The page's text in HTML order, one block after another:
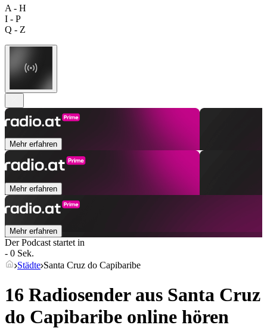
A - H
I - P
Q - Z
Mehr erfahren
Mehr erfahren
Mehr erfahren
Der Podcast startet in
- 0 Sek.
Städte Santa Cruz do Capibaribe
16 Radiosender aus Santa Cruz
do Capibaribe online hören